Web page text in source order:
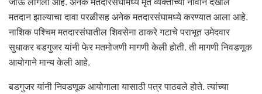
मतदान झाल्याचा दावा परळीसह अनेक मतदारसंघामध्ये करण्यात आला आहे.
नाशिक पश्चिम मतदारसंघातील शिवसेना ठाकरे गटाचे पराभूत उमेदवार
सुधाकर बडगुजर यांनी फेर मतमोजणी मागणी केली होती. ती मागणी निवडणूक
आयोगाने मान्य केली आहे.
बडगुजर यांनी निवडणूक आयोगाला यासाठी पत्र पाठवले होते. त्यांच्या